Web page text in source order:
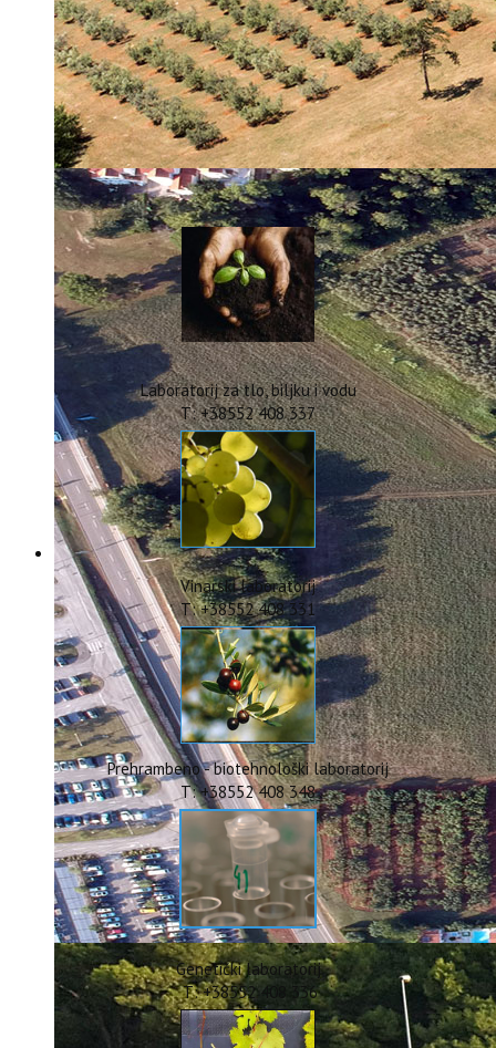
Dialogue4Tourism
REVIVE
WASTEREDUCE
MITOMED+
WINTERMED
CASTWATER
INHERIT
CONSUMLESS PLUS
IstraOILFest
ARHIVA PROJEKATA
IstraECOinclusive
Izdavačka djelatnost
Izbor u znanstvena zvanja
Dokumenti
Statut
Strategija
CIP
Pravo na pristup informacijama
Zaštita osobnih podataka
Godišnji izvještaj
Javna nabava
Natječaji za radna mjesta
Zakonodavni okvir
Akti Instituta
Linkovi
Kontakt
webmail
Popularizacija znanosti
ERASMUS+
HyPro4ST
DIGIAGRI
GreenTea
CIRCOLIVE
Laboratorij za tlo, biljku i vodu
T: +38552 408 337
Vinarski laboratorij
T: +38552 408 331
Prehrambeno - biotehnološki laboratorij
T: +38552 408 348
Genetički laboratorij
T: +38552 408 336